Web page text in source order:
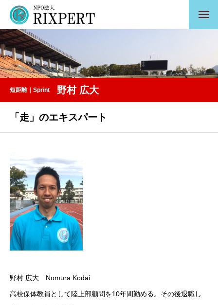
短距離｜Sprint 野村 広大
「走」のエキスパート
野村 広大 Nomura Kodai
高校保体教員として陸上部顧問を10年間勤める。その後退職し